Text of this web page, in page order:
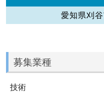
愛知県刈
募集業種
技術